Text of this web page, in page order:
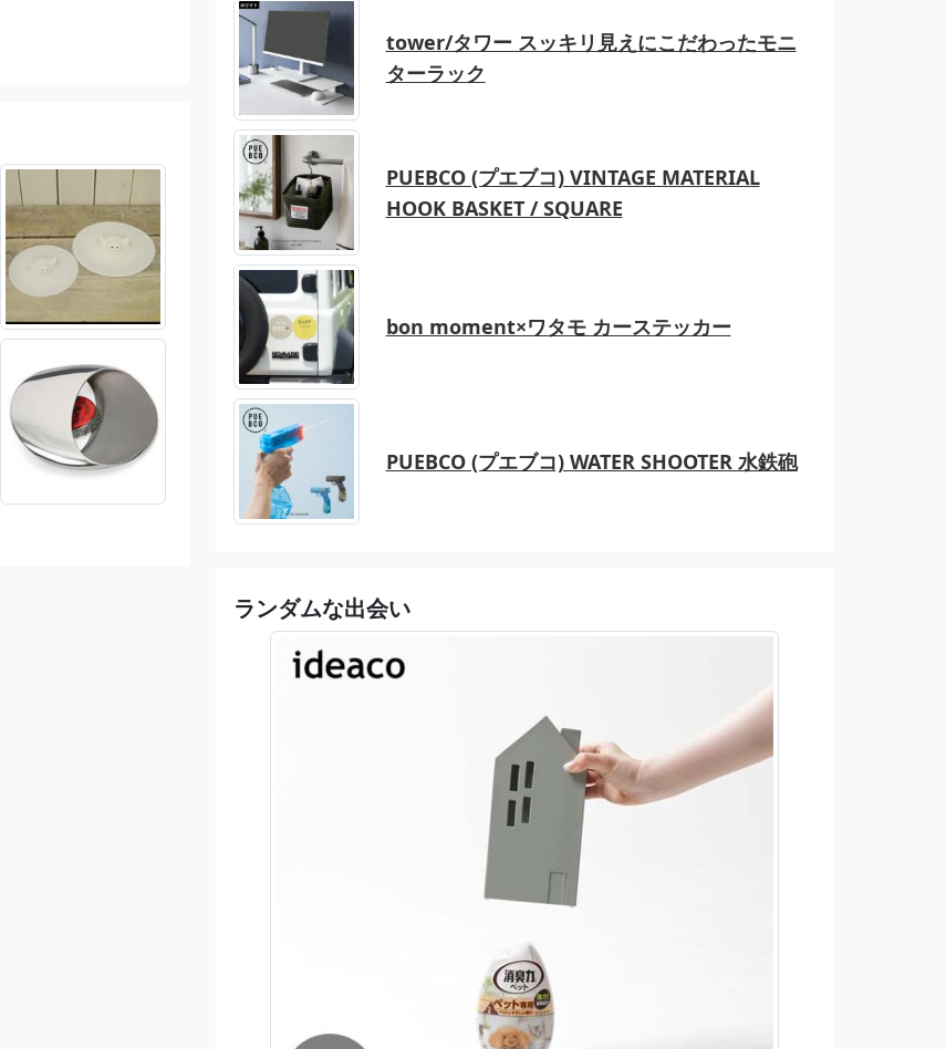
tower/タワー スッキリ見えにこだわったモニ
ターラック
PUEBCO (プエブコ) VINTAGE MATERIAL
HOOK BASKET / SQUARE
bon moment×ワタモ カーステッカー
PUEBCO (プエブコ) WATER SHOOTER 水鉄砲
ランダムな出会い